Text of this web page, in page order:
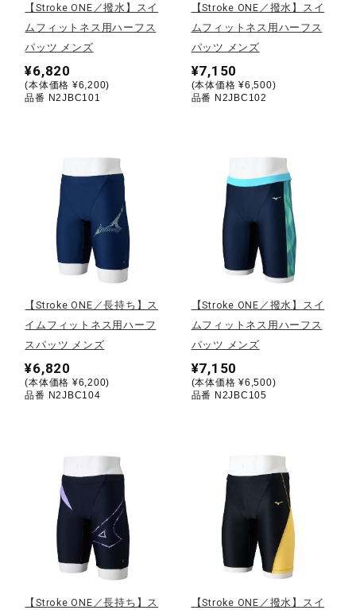
バドミントン
陸上競技
ソフトボール
柔道
ウィンタースポーツ
ライフスタイルグッズ
インナー
【Stroke ONE／撥水】スイ
ムフィットネス用ハーフス
パッツ メンズ
¥6,820
(本体価格 ¥6,200)
品番 N2JBC101
【Stroke ONE／撥水】スイ
ムフィットネス用ハーフス
パッツ メンズ
¥7,150
(本体価格 ¥6,500)
品番 N2JBC102
【Stroke ONE／長持ち】ス
イムフィットネス用ハーフ
スパッツ メンズ
¥6,820
(本体価格 ¥6,200)
品番 N2JBC104
【Stroke ONE／撥水】スイ
ムフィットネス用ハーフス
パッツ メンズ
¥7,150
(本体価格 ¥6,500)
品番 N2JBC105
【Stroke ONE／長持ち】ス
【Stroke ONE／撥水】スイ